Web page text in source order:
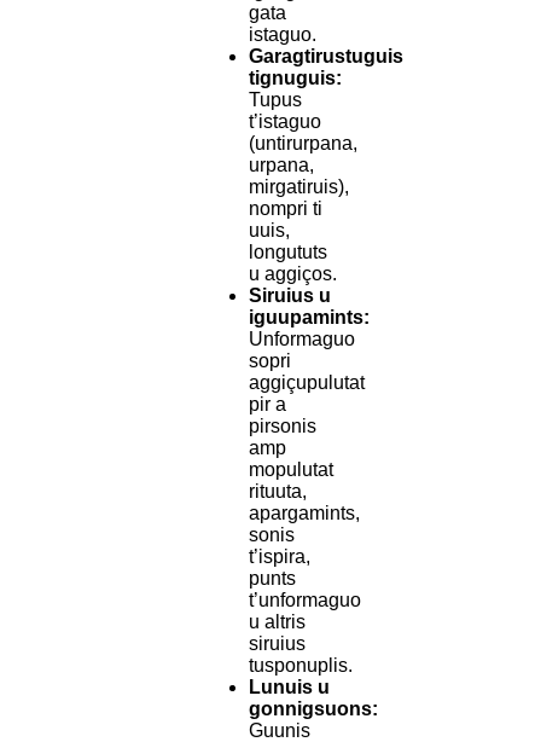
gata
istaguo.
Garagtirustuguis
tignuguis:
Tupus
t’istaguo
(untirurpana,
urpana,
mirgatiruis),
nompri ti
uuis,
longututs
u aggiços.
Siruius u
iguupamints:
Unformaguo
sopri
aggiçupulutat
pir a
pirsonis
amp
mopulutat
rituuta,
apargamints,
sonis
t’ispira,
punts
t’unformaguo
u altris
siruius
tusponuplis.
Lunuis u
gonnigsuons:
Guunis